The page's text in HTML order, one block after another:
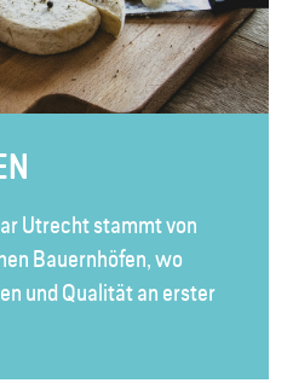
Utrecht stammt von
Bauernhöfen, wo
und Qualität an erster